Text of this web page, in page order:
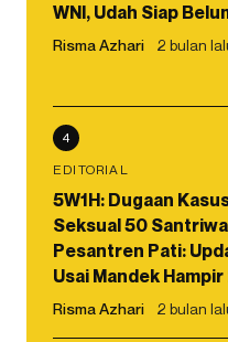
WNI, Udah Siap
Risma Azhari 2 bulan
4
EDITORIAL
5W1H: Dugaan
Seksual 50
Pesantren Pati:
Usai Mandek Hampir
Risma Azhari 2 bulan